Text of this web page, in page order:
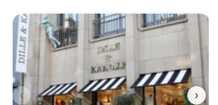
‹ ›